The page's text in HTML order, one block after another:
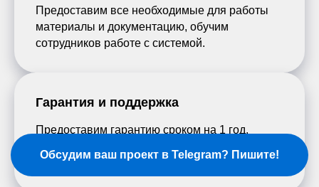
Предоставим все необходимые для работы
материалы и документацию, обучим
сотрудников работе с системой.
Гарантия и поддержка
Предоставим гарантию сроком на 1 год,
сотрудничества.
Обсудим ваш проект в Telegram? Пишите!